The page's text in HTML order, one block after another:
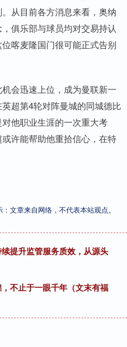
从目前各方消息来看，奥纳
俱乐部与球员均对交易持认
喀麦隆国门很可能正式告别
会迅速上位，成为曼联新一
超第4轮对阵曼城的同城德比
他职业生涯的一次重大考
许能帮助他重拾信心，在特
文章来自网络，不代表本站观点。
提升监管服务质效，从源头
不止于一眼千年（文末有福